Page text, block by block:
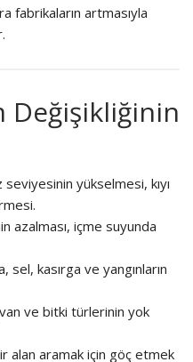
fabrikaların artmasıyla
Değişikliğinin
seviyesinin yükselmesi, kıyı
azalması, içme suyunda
sel, kasırga ve yangınların
ve bitki türlerinin yok
alan aramak için göç etmek